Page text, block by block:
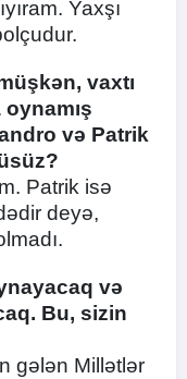
Yaxşı
vaxtı
və Patrik
Patrik isə
deyə,
və
Bu, sizin
gələn Millətlər